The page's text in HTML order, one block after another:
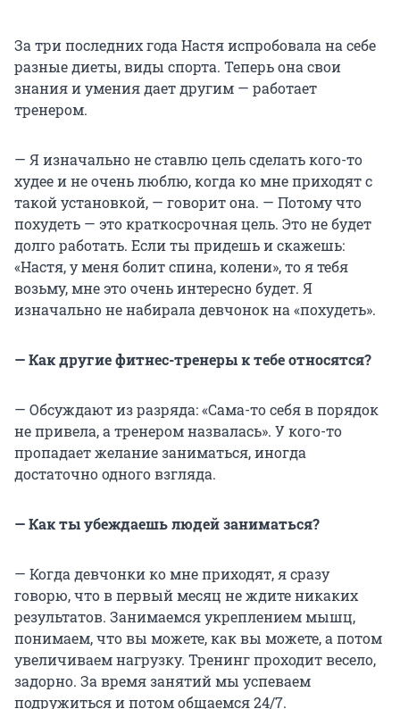
За три последних года Настя испробовала на себе
разные диеты, виды спорта. Теперь она свои
знания и умения дает другим — работает
тренером.
— Я изначально не ставлю цель сделать кого-то
худее и не очень люблю, когда ко мне приходят с
такой установкой, — говорит она. — Потому что
похудеть — это краткосрочная цель. Это не будет
долго работать. Если ты придешь и скажешь:
«Настя, у меня болит спина, колени», то я тебя
возьму, мне это очень интересно будет. Я
изначально не набирала девчонок на «похудеть».
— Как другие фитнес-тренеры к тебе относятся?
— Обсуждают из разряда: «Сама-то себя в порядок
не привела, а тренером назвалась». У кого-то
пропадает желание заниматься, иногда
достаточно одного взгляда.
— Как ты убеждаешь людей заниматься?
— Когда девчонки ко мне приходят, я сразу
говорю, что в первый месяц не ждите никаких
результатов. Занимаемся укреплением мышц,
понимаем, что вы можете, как вы можете, а потом
увеличиваем нагрузку. Тренинг проходит весело,
задорно. За время занятий мы успеваем
подружиться и потом общаемся 24/7.